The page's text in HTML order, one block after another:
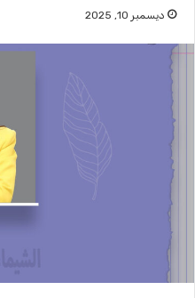
ديسمبر 10, 2025